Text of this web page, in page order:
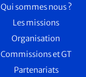
Qui sommes nous ?
Les missions
Organisation
Commissions et GT
Partenariats